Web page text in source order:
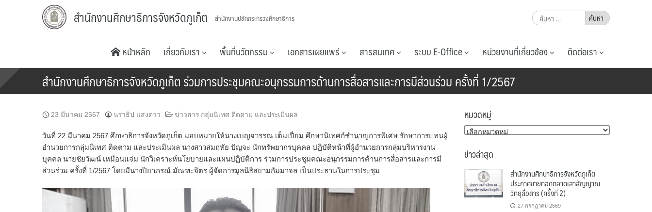
สำนักงานศึกษาธิการจังหวัดภูเก็ต สำนักงานปลัดกระทรวงศึกษาธิการ
ค้นหา
สำหรับ:
หน้าหลัก เกี่ยวกับเรา พื้นที่นวัตกรรม เอกสารเผยแพร่ สารสนเทศ ระบบ E-Office หน่วยงานที่เกี่ยวข้อง ติดต่อเรา
สำนักงานศึกษาธิการจังหวัดภูเก็ต ร่วมการประชุมคณะอนุกรรมการด้านการสื่อสารและการมีส่วนร่วม ครั้งที่ 1/2567
23 มีนาคม 2567 นราธิป แสงดาว ข่าวสาร กลุ่มนิเทศ ติดตาม และประเมินผล
วันที่ 22 มีนาคม 2567 ศึกษาธิการจังหวัดภูเก็ต มอบหมายให้นางเบญจวรรณ เต็มเปี่ยม ศึกษานิเทศก์ชำนาญการพิเศษ รักษาการแทนผู้
อำนวยการกลุ่มนิเทศ ติดตาม และประเมินผล นางสาวสมฤทัย ปัญจะ นักทรัพยากรบุคคล ปฏิบัติหน้าที่ผู้อำนวยการกลุ่มบริหารงาน
บุคคล นายชัยวัฒน์ เหมือนแจ่ม นักวิเคราะห์นโยบายและแผนปฏิบัติการ ร่วมการประชุมคณะอนุกรรมการด้านการสื่อสารและการมี
ส่วนร่วม ครั้งที่ 1/2567 โดยมีนางปิยาภรณ์ มัณฑะจิตร ผู้จัดการมูลนิธิสยามกัมมาจล เป็นประธานในการประชุม
หมวดหมู่
หมวด
ข่าวล่าสุด
สำนักงานศึกษาธิการจังหวัดภูเก็ต
ประกาศขายทอดตลาดเสาสัญญาณ
วิทยุสื่อสาร (ครั้งที่ 2)
27 กรกฎาคม 2569